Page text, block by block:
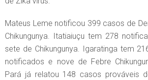
Mateus Leme notificou 399 casos de
Chikungunya. Itatiaiuçu tem 278
sete de Chikungunya. Igaratinga tem
notificados e nove de Febre
Pará já relatou 148 casos prováveis